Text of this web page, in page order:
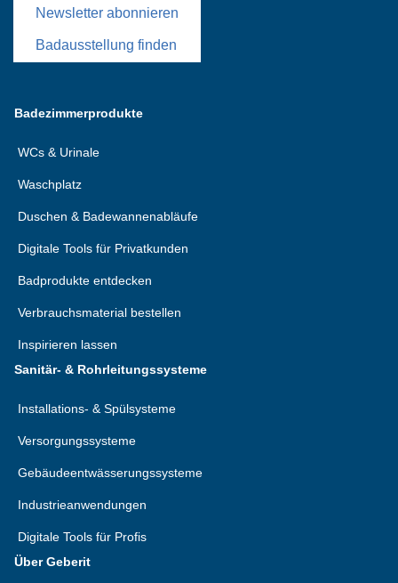
Newsletter abonnieren
Badausstellung finden
Badezimmerprodukte
WCs & Urinale
Waschplatz
Duschen & Badewannenabläufe
Digitale Tools für Privatkunden
Badprodukte entdecken
Verbrauchsmaterial bestellen
Inspirieren lassen
Sanitär- & Rohrleitungssysteme
Installations- & Spülsysteme
Versorgungssysteme
Gebäudeentwässerungssysteme
Industrieanwendungen
Digitale Tools für Profis
Über Geberit